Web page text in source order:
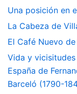
Una posición en
La Cabeza de
El Café Nuevo
Vida y
España de
Barceló (1790-